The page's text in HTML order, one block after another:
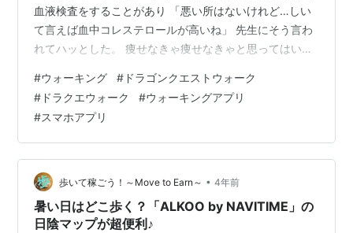
血液検査をすることがあり 「悪い所はないけれど…しい
て言えば血中コレステロールが高いね」 先生にそう言わ
れてハッとした。 痩せなきゃ痩せなきゃと思ってはいた
てないし」 そう思っていた。 そんな自分に現実が突き付
けられた気がした。 このままじゃ駄目だと思い まずはウ
ォーキングから初めてみた。 最初は景色を見ながら歩い
ていたけど 景色も何日かしたら見飽きてしまった。 そし
て目的もなくブラブラ歩くのも続かなかった。 そこで始
めたのが「ドラゴンク…
#ウォーキング # ドラゴンクエストウォーク
# ドラクエウォーク #ウォーキングアプリ
#スマホアプリ
歩いて稼ごう！～Move to Earn～ • 4年前
暑い日はどこ歩く？「ALKOO by NAVITIME」の
日陰マップが超便利♪